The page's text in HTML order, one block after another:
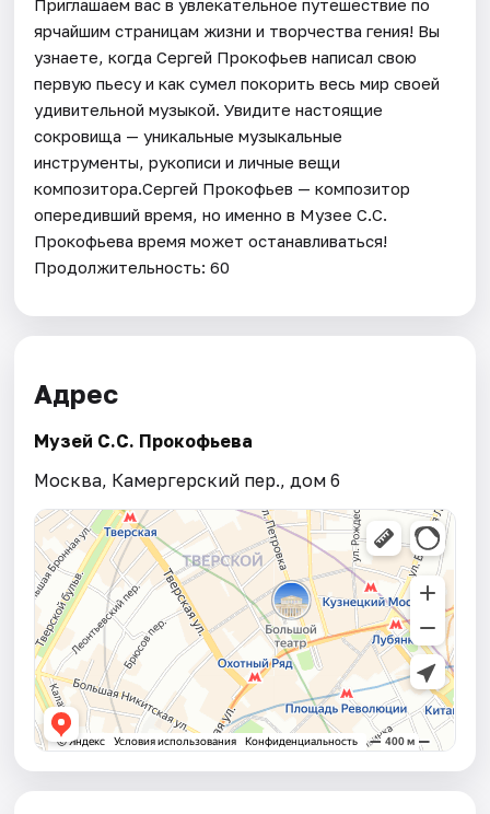
Приглашаем вас в увлекательное путешествие по
ярчайшим страницам жизни и творчества гения! Вы
узнаете, когда Сергей Прокофьев написал свою
первую пьесу и как сумел покорить весь мир своей
удивительной музыкой. Увидите настоящие
сокровища — уникальные музыкальные
инструменты, рукописи и личные вещи
композитора.Сергей Прокофьев — композитор
опередивший время, но именно в Музее С.С.
Прокофьева время может останавливаться!
Продолжительность: 60
Адрес
Музей С.С. Прокофьева
Москва, Камергерский пер., дом 6